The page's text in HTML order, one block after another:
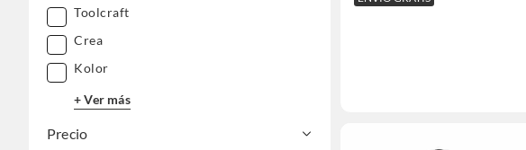
Toolcraft
Crea
Kolor
+ Ver más
Precio